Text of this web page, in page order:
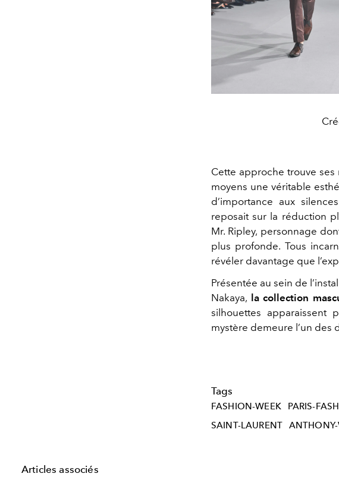
Cette approche trouve
moyens une véritable
d’importance aux
reposait sur la réduction
Mr. Ripley, personnage
plus profonde. Tous
révéler davantage que
Présentée au sein de
Nakaya, la collection
silhouettes apparaissent
mystère demeure l’un des
Tags
FASHION-WEEK PARIS-
SAINT-LAURENT
Articles associés